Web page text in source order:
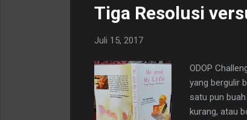
Tiga Resolusi
Juli 15, 2017
ODOP
yang bergulir
satu pun
kurang, atau